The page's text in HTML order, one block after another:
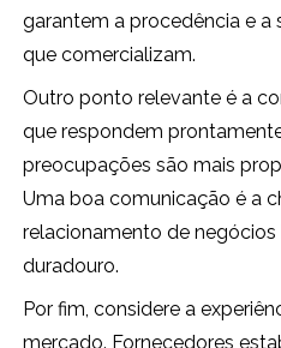
garantem a procedência e
que comercializam.
Outro ponto relevante é a
que respondem
preocupações são mais
Uma boa comunicação é a
relacionamento de
duradouro.
Por fim, considere a
mercado. Fornecedores